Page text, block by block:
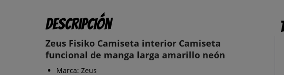
Descripción
Zeus Fisiko Camiseta interior Camiseta
funcional de manga larga amarillo neón
Marca: Zeus